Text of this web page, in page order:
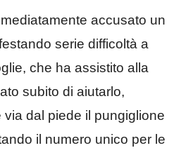
accusato un
serie difficoltà a
che ha assistito alla
subito di aiutarlo,
via dal piede il pungiglione
il numero unico per le